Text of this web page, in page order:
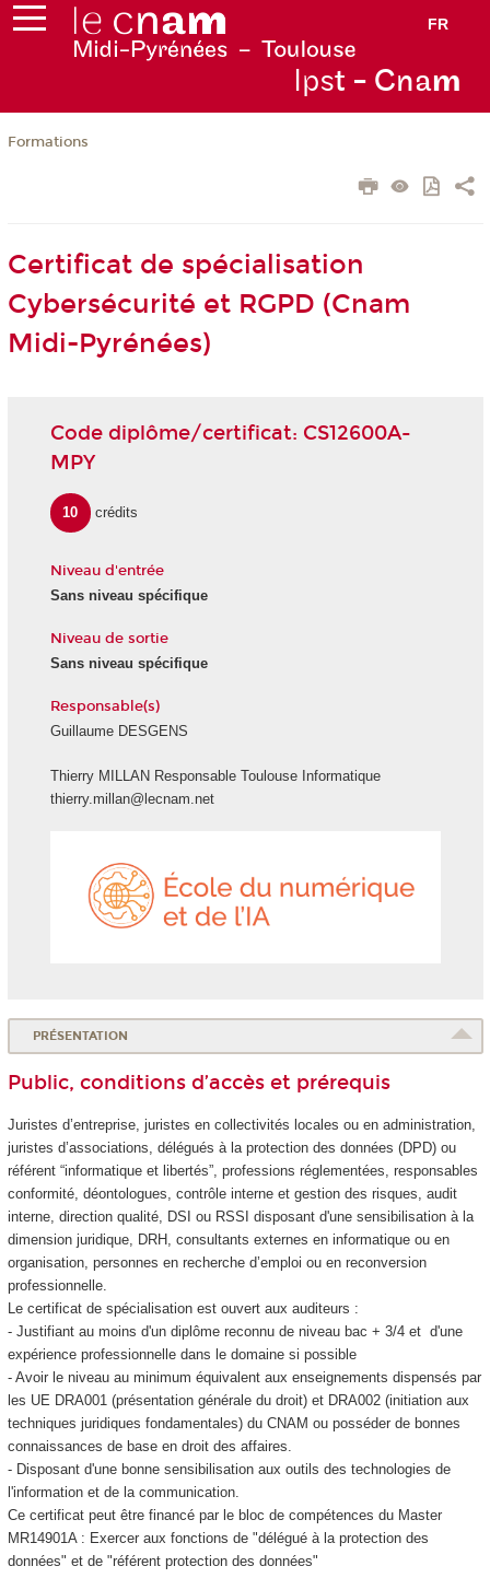
FR
Ipst - Cnam
Formations
Certificat de spécialisation
Cybersécurité et RGPD (Cnam
Midi-Pyrénées)
Code diplôme/certificat: CS12600A-
MPY
10 crédits
Niveau d'entrée
Sans niveau spécifique
Niveau de sortie
Sans niveau spécifique
Responsable(s)
Guillaume DESGENS
Thierry MILLAN Responsable Toulouse Informatique
thierry.millan@lecnam.net
PRÉSENTATION
Public, conditions d’accès et prérequis
Juristes d’entreprise, juristes en collectivités locales ou en administration,
juristes d’associations, délégués à la protection des données (DPD) ou
référent “informatique et libertés”, professions réglementées, responsables
conformité, déontologues, contrôle interne et gestion des risques, audit
interne, direction qualité, DSI ou RSSI disposant d'une sensibilisation à la
dimension juridique, DRH, consultants externes en informatique ou en
organisation, personnes en recherche d’emploi ou en reconversion
professionnelle.
Le certificat de spécialisationest ouvert aux auditeurs :
- Justifiant au moins d'un diplôme reconnu de niveau bac + 3/4 et d'une
expérience professionnelle dans le domaine si possible
- Avoir le niveau au minimum équivalent aux enseignements dispensés par
les UE DRA001 (présentation générale du droit) et DRA002 (initiation aux
techniques juridiques fondamentales) du CNAM ou posséder de bonnes
connaissances de base en droit des affaires.
- Disposant d'une bonne sensibilisation aux outils des technologies de
l'information et de la communication.
Ce certificat peut être financé par le bloc de compétences du Master
MR14901A : Exercer aux fonctions de "délégué à la protection des
données" et de "référent protection des données"